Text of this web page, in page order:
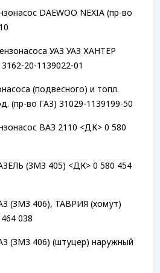
DAEWOO NEXIA (пр-во
УАЗ УАЗ ХАНТЕР
20-1139022-01
(подвесного) и топл.
(пр-во ГАЗ) 31029-1139199-50
ВАЗ 2110 <ДК> 0 580
(ЗМЗ 405) <ДК> 0 580 454
(ЗМЗ 406), ТАВРИЯ (хомут)
038
(ЗМЗ 406) (штуцер) наружный